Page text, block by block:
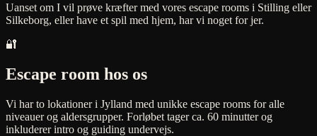
Uanset om I vil prøve kræfter med vores escape rooms i Stilling eller
Silkeborg, eller have et spil med hjem, har vi noget for jer.
🔐
Escape room hos os
Vi har to lokationer i Jylland med unikke escape rooms for alle
niveauer og aldersgrupper. Forløbet tager ca. 60 minutter og
inkluderer intro og guiding undervejs.